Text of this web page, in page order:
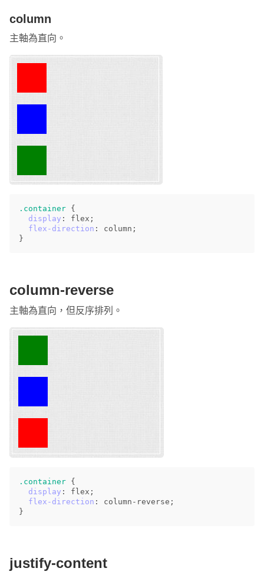
column
主軸為直向。
.container {
display : flex ;
flex-direction : column ;
}
column-reverse
主軸為直向，但反序排列。
.container {
display : flex ;
flex-direction : column-reverse ;
}
justify-content